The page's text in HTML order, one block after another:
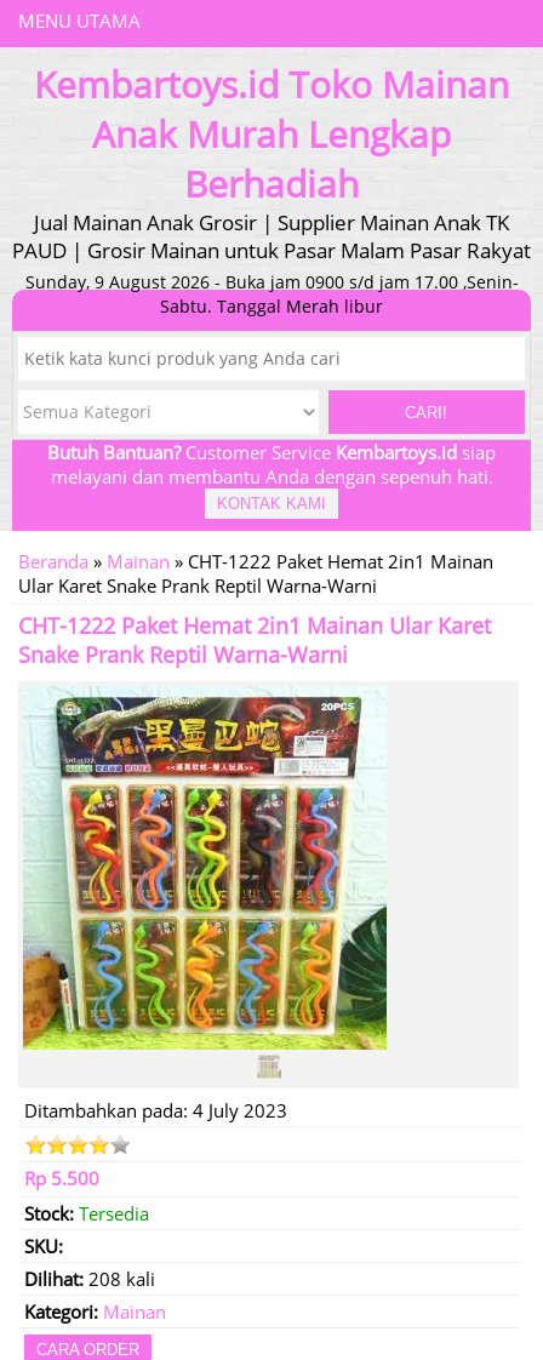
MENU UTAMA
Kembartoys.id Toko Mainan
Anak Murah Lengkap
Berhadiah
Jual Mainan Anak Grosir | Supplier Mainan Anak TK
PAUD | Grosir Mainan untuk Pasar Malam Pasar Rakyat
Sunday, 9 August 2026 - Buka jam 0900 s/d jam 17.00 ,Senin-
Sabtu. Tanggal Merah libur
CARI!
Butuh Bantuan?Customer Service Kembartoys.id siap
melayani dan membantu Anda dengan sepenuh hati.
KONTAK KAMI
Beranda » Mainan » CHT-1222 Paket Hemat 2in1 Mainan
Ular Karet Snake Prank Reptil Warna-Warni
CHT-1222 Paket Hemat 2in1 Mainan Ular Karet
Snake Prank Reptil Warna-Warni
Ditambahkan pada: 4 July 2023
Rp 5.500
Stock: Tersedia
SKU:
Dilihat: 208 kali
Kategori: Mainan
CARA ORDER